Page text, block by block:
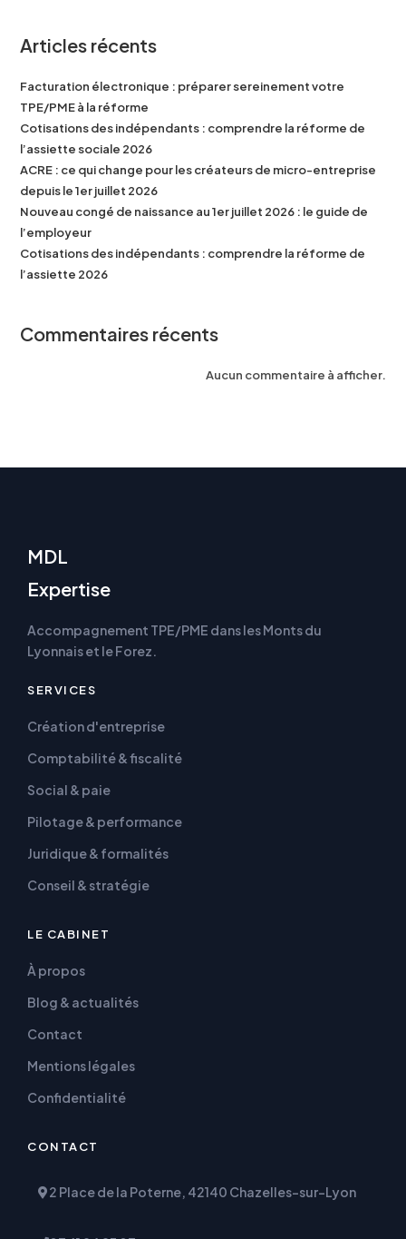
Articles récents
Facturation électronique : préparer sereinement votre
TPE/PME à la réforme
Cotisations des indépendants : comprendre la réforme de
l’assiette sociale 2026
ACRE : ce qui change pour les créateurs de micro-entreprise
depuis le 1er juillet 2026
Nouveau congé de naissance au 1er juillet 2026 : le guide de
l’employeur
Cotisations des indépendants : comprendre la réforme de
l’assiette 2026
Commentaires récents
Aucun commentaire à afficher.
MDL
Expertise
Accompagnement TPE/PME dans les Monts du
Lyonnais et le Forez.
SERVICES
Création d'entreprise
Comptabilité & fiscalité
Social & paie
Pilotage & performance
Juridique & formalités
Conseil & stratégie
LE CABINET
À propos
Blog & actualités
Contact
Mentions légales
Confidentialité
CONTACT
2 Place de la Poterne, 42140 Chazelles-sur-Lyon